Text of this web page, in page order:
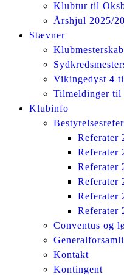
Klubtur til
Årshjul 2025/
Stævner
Vikingedyst 4
Tilmeldinger til
Klubinfo
Referater
Referater
Referater
Referater
Referater
Referater
Conventus og
Kontakt
Kontingent